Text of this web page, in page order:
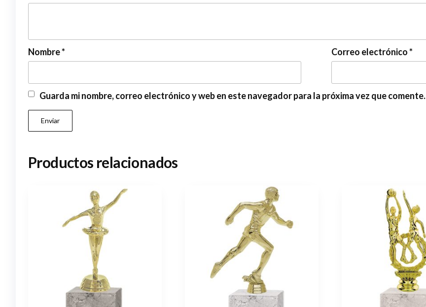
Nombre* Correo electrónico*
Guarda mi nombre, correo electrónico y web en este navegador para la próxima vez que comente.
Productos relacionados